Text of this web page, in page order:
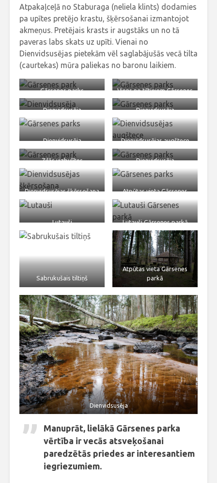
Atpakaļceļā no Staburaga (neliela klints) dodamies
pa upītes pretējo krastu, šķērsošanai izmantojot
akmeņus. Pretējais krasts ir augstāks un no tā
paveras labs skats uz upīti. Vienai no
Dienvidsusējas pietekām vēl saglabājušās vecā tilta
(caurtekas) mūra paliekas no baronu laikiem.
Gārsenes parks
Viens no tiltiņiem Gārsenes
parkā
Dienvidsusēja
Dienvidsusēja
Dienvidsusēja Dienvidsusējas augštece
Zilās vizbulītes Dienvidsusēja
Dienvidsusējas šķērsošana
Atpūtas vieta Gārsenes
parkā
Lutauši Lutauši Gārsenes parkā
Sabrukušais tiltiņš
Atpūtas vieta Gārsenes
parkā
Dienvidsusēja
Manuprāt, lielākā Gārsenes parka
vērtība ir vecās atsveķošanai
paredzētās priedes ar interesantiem
iegriezumiem.